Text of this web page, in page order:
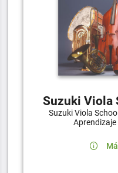
Suzuki Viola
Suzuki Viola